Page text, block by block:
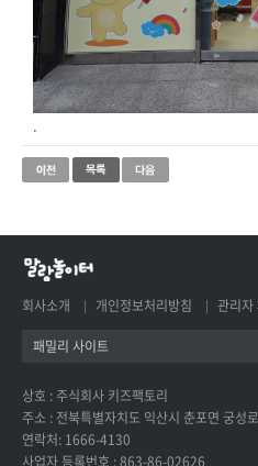
.
회사소개 개인정보처리방침 관리자
패밀리 사이트
상호 : 주식회사 키즈팩토리
주소 : 전북특별자치도 익산시 춘포면 궁성
연락처: 1666-4130
사업자 등록번호 : 863-86-02626